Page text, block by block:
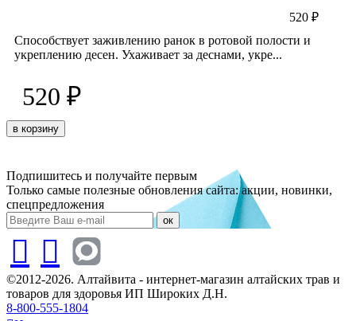
520 ₽
Способствует заживлению ранок в ротовой полости и
укреплению десен. Ухаживает за деснами, укре...
520 ₽
в корзину
Подпишитесь и получайте первым
Только самые полезные обновления сайта: акции, новинки,
спецпредложения
ок
©2012-2026. Алтайвита - интернет-магазин алтайских трав и
товаров для здоровья ИП Широких Д.Н.
8-800-555-1804